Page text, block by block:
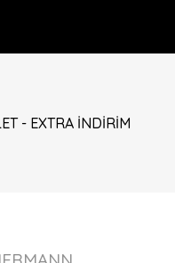
- EXTRA İNDİRİM